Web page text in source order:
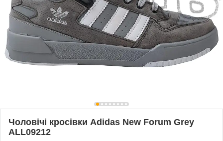
Чоловічі кросівки Adidas New Forum Grey
ALL09212